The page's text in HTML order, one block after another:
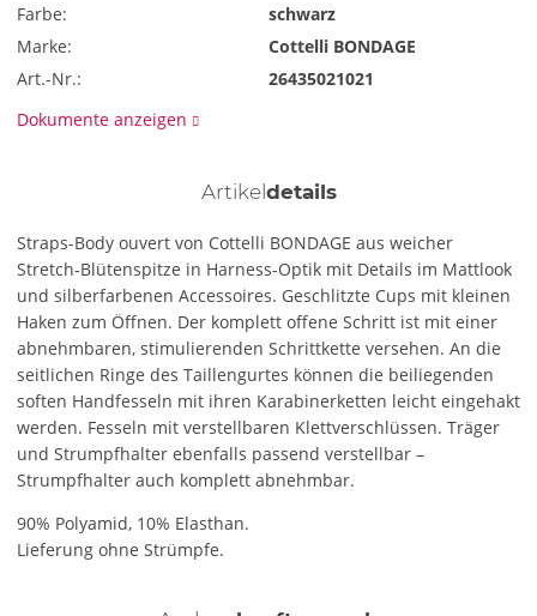
Farbe:
schwarz
Marke:
Cottelli BONDAGE
Art.-Nr.:
26435021021
Dokumente anzeigen
Artikeldetails
Straps-Body ouvert von Cottelli BONDAGE aus weicher
Stretch-Blütenspitze in Harness-Optik mit Details im Mattlook
und silberfarbenen Accessoires. Geschlitzte Cups mit kleinen
Haken zum Öffnen. Der komplett offene Schritt ist mit einer
abnehmbaren, stimulierenden Schrittkette versehen. An die
seitlichen Ringe des Taillengurtes können die beiliegenden
soften Handfesseln mit ihren Karabinerketten leicht eingehakt
werden. Fesseln mit verstellbaren Klettverschlüssen. Träger
und Strumpfhalter ebenfalls passend verstellbar –
Strumpfhalter auch komplett abnehmbar.
90% Polyamid, 10% Elasthan.
Lieferung ohne Strümpfe.